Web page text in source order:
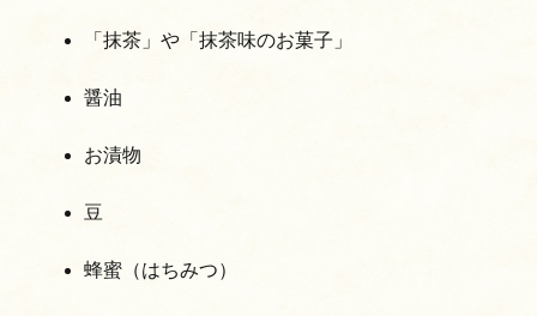
「抹茶」や「抹茶味のお菓子」
醤油
お漬物
豆
蜂蜜（はちみつ）